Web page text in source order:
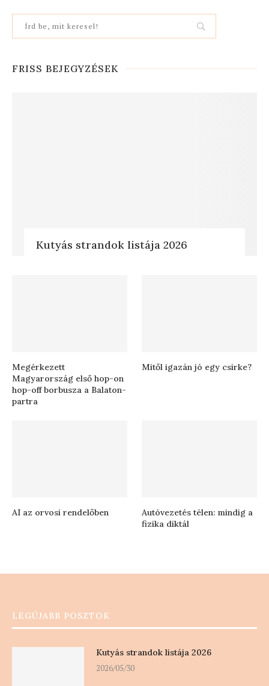
FRISS BEJEGYZÉSEK
Kutyás strandok listája 2026
Megérkezett
Magyarország első hop-on
hop-off borbusza a Balaton-
partra
Mitől igazán jó egy csirke?
AI az orvosi rendelőben
Autóvezetés télen: mindig a
fizika diktál
LEGÚJABB POSZTOK
Kutyás strandok listája 2026
2026/05/30